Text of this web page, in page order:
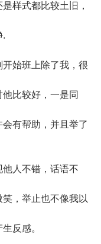
样式都比较土旧，
.
始班上除了我，很
比较好，一是同
有帮助，并且举了
人不错，话语不
，举止也不像我以
反感。